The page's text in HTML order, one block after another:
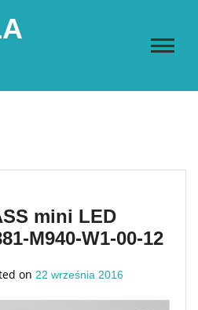
mini LED
M940-W1-00-12
on 22 września 2016